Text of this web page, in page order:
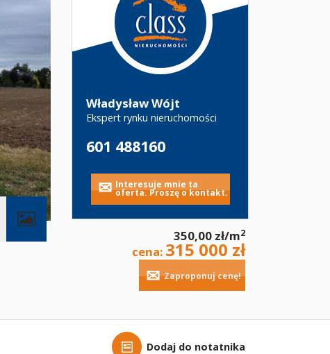
Władysław Wójt
Ekspert rynku nieruchomości
601 488160
Interesuje mnie ta
oferta. Proszę o kontakt.
350,00 zł/m2
cena: 315 000 zł
Zaproponuj cenę!
Dodaj do notatnika